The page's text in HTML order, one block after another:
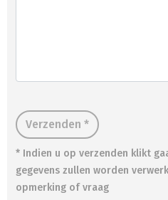
Verzenden *
* Indien u op verzenden klikt
gegevens zullen worden
opmerking of vraag